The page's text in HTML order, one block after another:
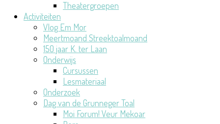
Theatergroepen
Activiteiten
Vlog Em Mor
Meertmoand Streektoalmoand
150 jaar K. ter Laan
Onderwijs
Cursussen
Lesmateriaal
Onderzoek
Dag van de Grunneger Toal
Moi Forum! Veur Mekoar